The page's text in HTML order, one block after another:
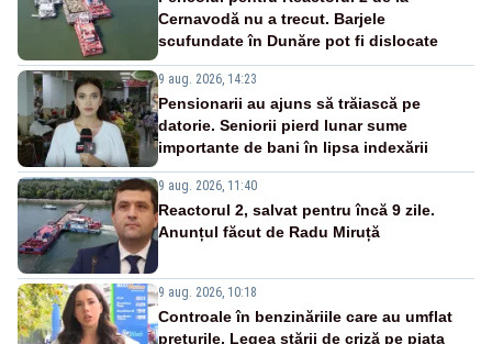
Cernavodă nu a trecut. Barjele
scufundate în Dunăre pot fi dislocate
9 aug. 2026, 14:23
Pensionarii au ajuns să trăiască pe
datorie. Seniorii pierd lunar sume
importante de bani în lipsa indexării
9 aug. 2026, 11:40
Reactorul 2, salvat pentru încă 9 zile.
Anunțul făcut de Radu Miruță
9 aug. 2026, 10:18
Controale în benzinăriile care au umflat
prețurile. Legea stării de criză pe piața